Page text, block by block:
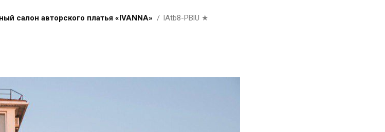
салон авторского платья «IVANNA» lAtb8-PBlU ★